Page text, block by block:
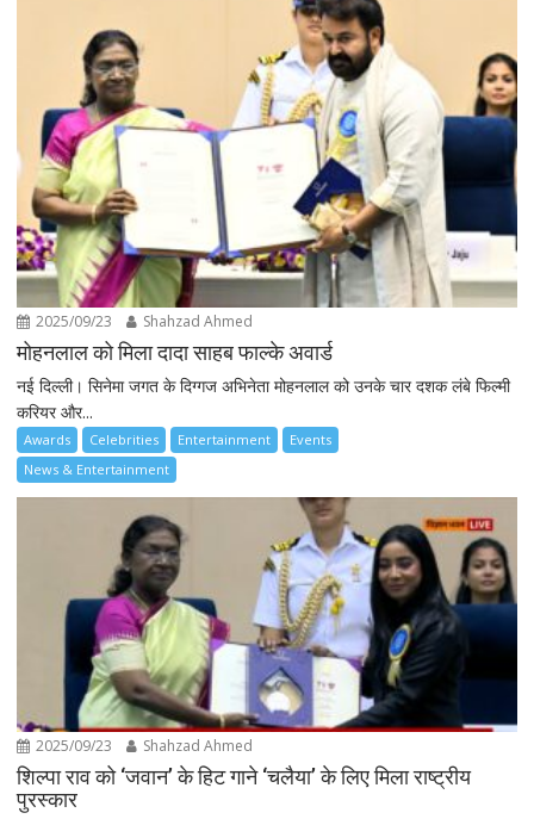
2025/09/23 Shahzad Ahmed
मोहनलाल को मिला दादा साहब फाल्के अवार्ड
नई दिल्ली। सिनेमा जगत के दिग्गज अभिनेता मोहनलाल को उनके चार दशक लंबे फिल्मी
करियर और...
Awards Celebrities Entertainment
Events
News & Entertainment
2025/09/23 Shahzad Ahmed
शिल्पा राव को ‘जवान’ के हिट गाने ‘चलैया’ के लिए मिला राष्ट्रीय
पुरस्कार